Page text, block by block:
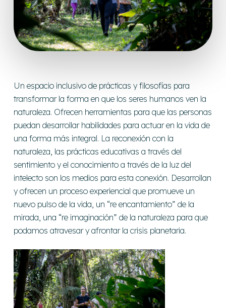
Un espacio inclusivo de prácticas y filosofías para
transformar la forma en que los seres humanos ven la
naturaleza. Ofrecen herramientas para que las personas
puedan desarrollar habilidades para actuar en la vida de
una forma más integral. La reconexión con la
naturaleza, las prácticas educativas a través del
sentimiento y el conocimiento a través de la luz del
intelecto son los medios para esta conexión. Desarrollan
y ofrecen un proceso experiencial que promueve un
nuevo pulso de la vida, un “re encantamiento” de la
mirada, una “re imaginación” de la naturaleza para que
podamos atravesar y afrontar la crisis planetaria.